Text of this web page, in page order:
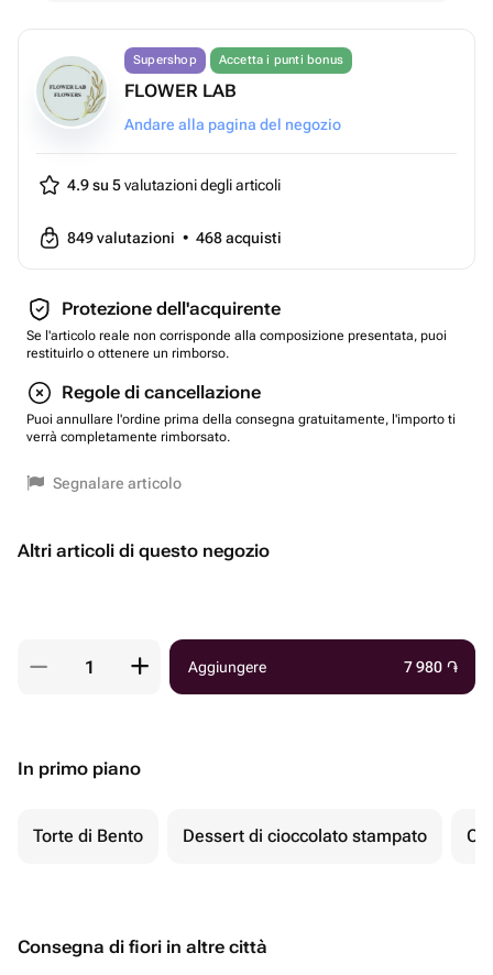
Supershop Accetta i punti bonus
FLOWER LAB
Andare alla pagina del negozio
4.9 su 5valutazioni degli articoli
849valutazioni • 468acquisti
Protezione dell'acquirente
Se l'articolo reale non corrisponde alla composizione presentata, puoi
restituirlo o ottenere un rimborso.
Regole di cancellazione
Puoi annullare l'ordine prima della consegna gratuitamente, l'importo ti
verrà completamente rimborsato.
Segnalare articolo
Altri articoli di questo negozio
Aggiungere 7 980 ֏
In primo piano
Torte di Bento Dessert di cioccolato stampato
Consegna di fiori in altre città